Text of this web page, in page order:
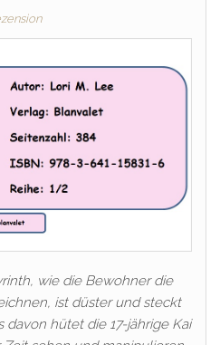
wie die Bewohner die
ist düster und steckt
davon hütet die 17-jährige Kai